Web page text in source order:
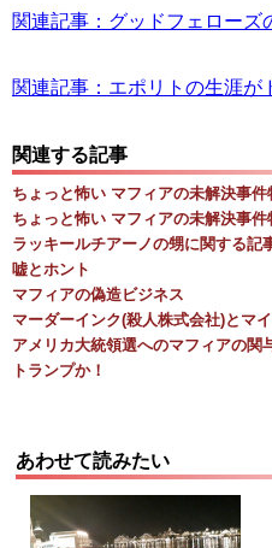
関連記事：グッドフェローズ
関連記事：エポリトの生涯が
関連する記事
ちょっと怖い マフィアの未解決事件
ちょっと怖い マフィアの未解決事
ラッキールチアーノの甥に関する記
嘘とホント
マフィアの偽造ビジネス
マーダーインク(殺人株式会社)とマ
アメリカ大統領選へのマフィアの関
トランプか！
あわせて読みたい